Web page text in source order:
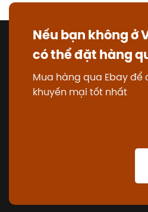
Nếu bạn không ở
có thể đặt hàng
Mua hàng qua Ebay để
khuyến mại tốt nhất